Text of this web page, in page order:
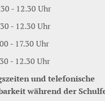
- 12.30 Uhr
- 12.30 Uhr
- 17.30 Uhr
- 12.30 Uhr
und telefonische
während der